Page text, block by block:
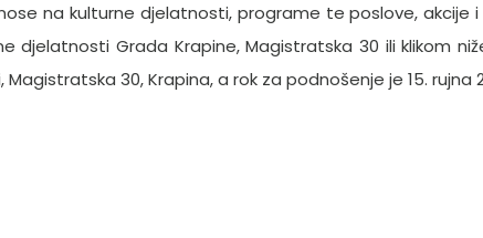
na kulturne djelatnosti, programe te poslove, akcije
Grada Krapine, Magistratska 30 ili klikom
30, Krapina, a rok za podnošenje je 15. rujna